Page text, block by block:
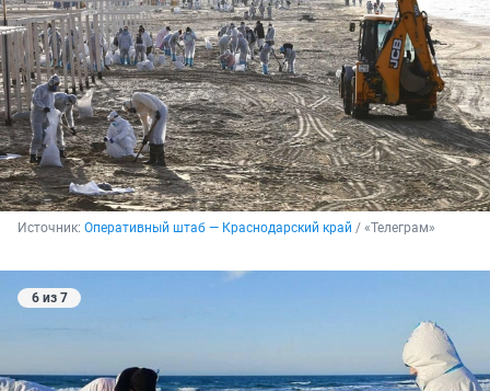
Источник: Оперативный штаб — Краснодарский край / «Телеграм»
6 из 7